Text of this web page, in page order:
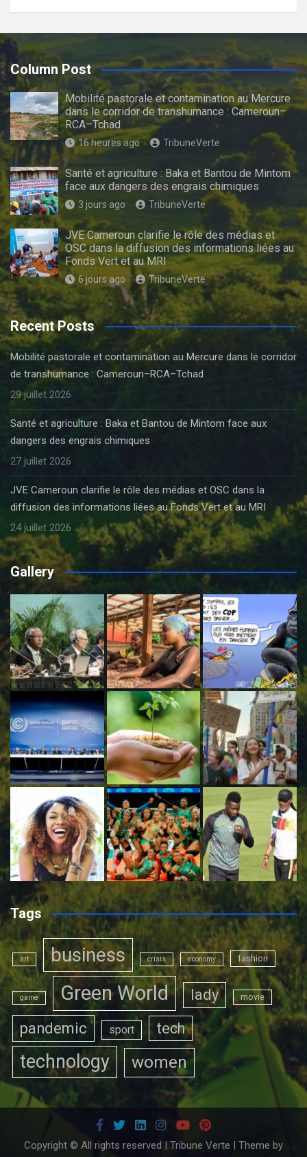
Column Post
Mobilité pastorale et contamination au Mercure
dans le corridor de transhumance : Cameroun–
RCA–Tchad
16 heures ago TribuneVerte
Santé et agriculture : Baka et Bantou de Mintom
face aux dangers des engrais chimiques
3 jours ago TribuneVerte
JVE Cameroun clarifie le rôle des médias et
OSC dans la diffusion des informations liées au
Fonds Vert et au MRI
6 jours ago TribuneVerte
Recent Posts
Mobilité pastorale et contamination au Mercure dans le corridor
de transhumance : Cameroun–RCA–Tchad
29 juillet 2026
Santé et agriculture : Baka et Bantou de Mintom face aux
dangers des engrais chimiques
27 juillet 2026
JVE Cameroun clarifie le rôle des médias et OSC dans la
diffusion des informations liées au Fonds Vert et au MRI
24 juillet 2026
Gallery
Tags
art business crisis economy fashion
game Green World lady movie
pandemic sport tech
technology women
Copyright © All rights reserved | Tribune Verte | Theme by